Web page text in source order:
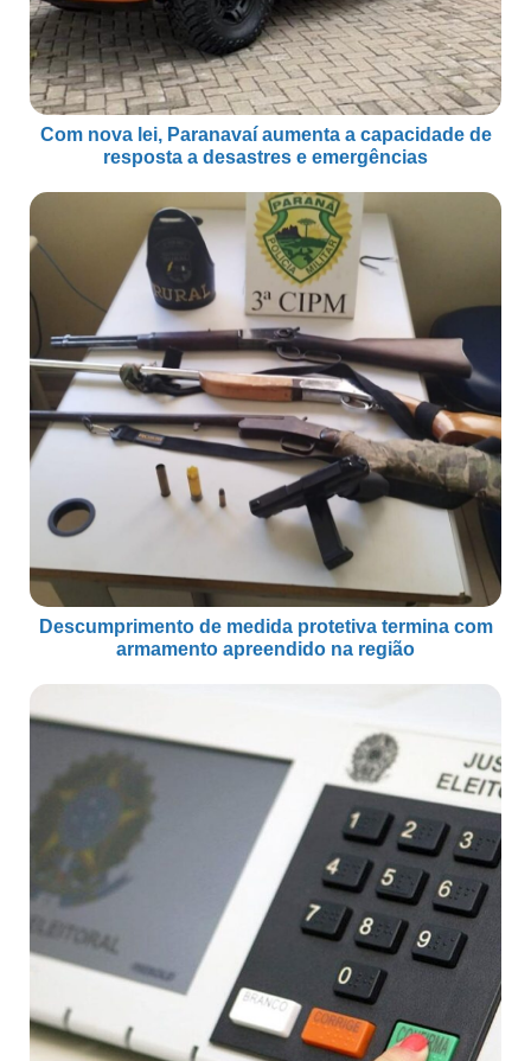
Com nova lei, Paranavaí aumenta a capacidade de
resposta a desastres e emergências
Descumprimento de medida protetiva termina com
armamento apreendido na região